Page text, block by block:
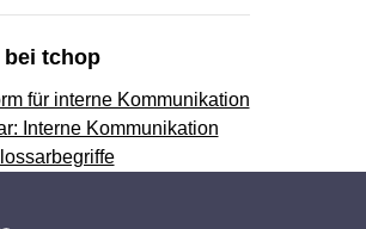
bei tchop
für interne Kommunikation
Interne Kommunikation